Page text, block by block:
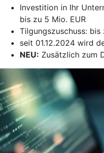
Investition in Ihr
bis zu 5 Mio. EUR
Tilgungszuschuss: bis
seit 01.12.2024 wird
NEU: Zusätzlich zum